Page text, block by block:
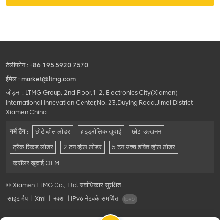
स्थिरता चुनौतीपूर्ण भूभाग पर दक्षता और
टेलीफोन : +86 195 5920 7570
ईमेल : market@ltmg.com
जोड़ना : LTMG Group, 2nd Floor,1-2, Electronics City(Xiamen)
International Innovation Center,No. 23,Duying Road,Jimei District,
Xiamen China
गर्म टैग : छोटे व्हील लोडर हाइड्रोलिक खुदाई छोटा उत्खनन
ट्रैक स्किड लोडर 2 टन व्हील लोडर 5 टन उच्च शक्ति व्हील लोडर
क्रॉलर खुदाई OEM
© Xiamen LTMG Co., Ltd. सर्वाधिकार सुरक्षित .
साइट मैप
Xml नक्शा IPv6 नेटवर्क समर्थित